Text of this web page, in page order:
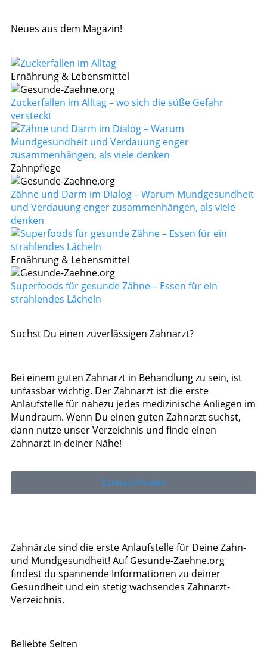
Neues aus dem Magazin!
Ernährung & Lebensmittel
Zuckerfallen im Alltag – wo sich die süße Gefahr
versteckt
Zahnpflege
Zähne und Darm im Dialog – Warum Mundgesundheit
und Verdauung enger zusammenhängen, als viele
denken
Ernährung & Lebensmittel
Superfoods für gesunde Zähne – Essen für ein
strahlendes Lächeln
Suchst Du einen zuverlässigen Zahnarzt?
Bei einem guten Zahnarzt in Behandlung zu sein, ist
unfassbar wichtig. Der Zahnarzt ist die erste
Anlaufstelle für nahezu jedes medizinische Anliegen im
Mundraum. Wenn Du einen guten Zahnarzt suchst,
dann nutze unser Verzeichnis und finde einen
Zahnarzt in deiner Nähe!
Zahnarzt finden
Zahnärzte sind die erste Anlaufstelle für Deine Zahn-
und Mundgesundheit! Auf Gesunde-Zaehne.org
findest du spannende Informationen zu deiner
Gesundheit und ein stetig wachsendes Zahnarzt-
Verzeichnis.
Beliebte Seiten